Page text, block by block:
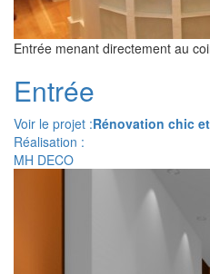
Entrée menant directement au
Entrée
Voir le projet :Rénovation chic
Réalisation :
MH DECO